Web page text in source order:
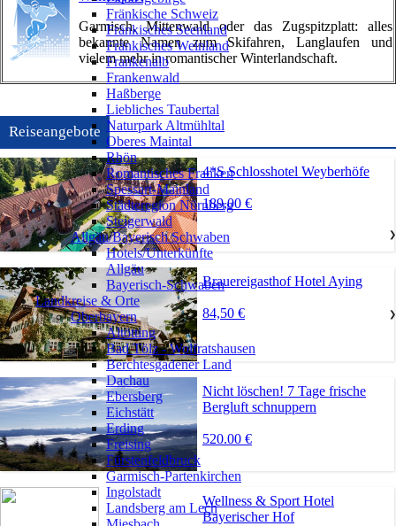
Garmisch, Mittenwald oder das Zugspitzplatt: alles
bekannte Namen zum Skifahren, Langlaufen und
vielem mehr in romantischer Winterlandschaft.
Reiseangebote
4*S Schlosshotel Weyberhöfe
189,00 €
Brauereigasthof Hotel Aying
84,50 €
Nicht löschen! 7 Tage frische
Bergluft schnuppern
520.00 €
Wellness & Sport Hotel
Bayerischer Hof
Fränkische Schweiz
Fränkisches Seenland
Fränkisches Weinland
Frankenalb
Frankenwald
Haßberge
Liebliches Taubertal
Naturpark Altmühltal
Oberes Maintal
Rhön
Romantisches Franken
Spessart-Mainland
Städteregion Nürnberg
Steigerwald
Allgäu/Bayerisch Schwaben
❯
Hotels/Unterkünfte
Allgäu
Bayerisch-Schwaben
Landkreise & Orte
Oberbayern
❯
Altötting
Bad Tölz - Wolfratshausen
Berchtesgadener Land
Dachau
Ebersberg
Eichstätt
Erding
Freising
Fürstenfeldbruck
Garmisch-Partenkirchen
Ingolstadt
Landsberg am Lech